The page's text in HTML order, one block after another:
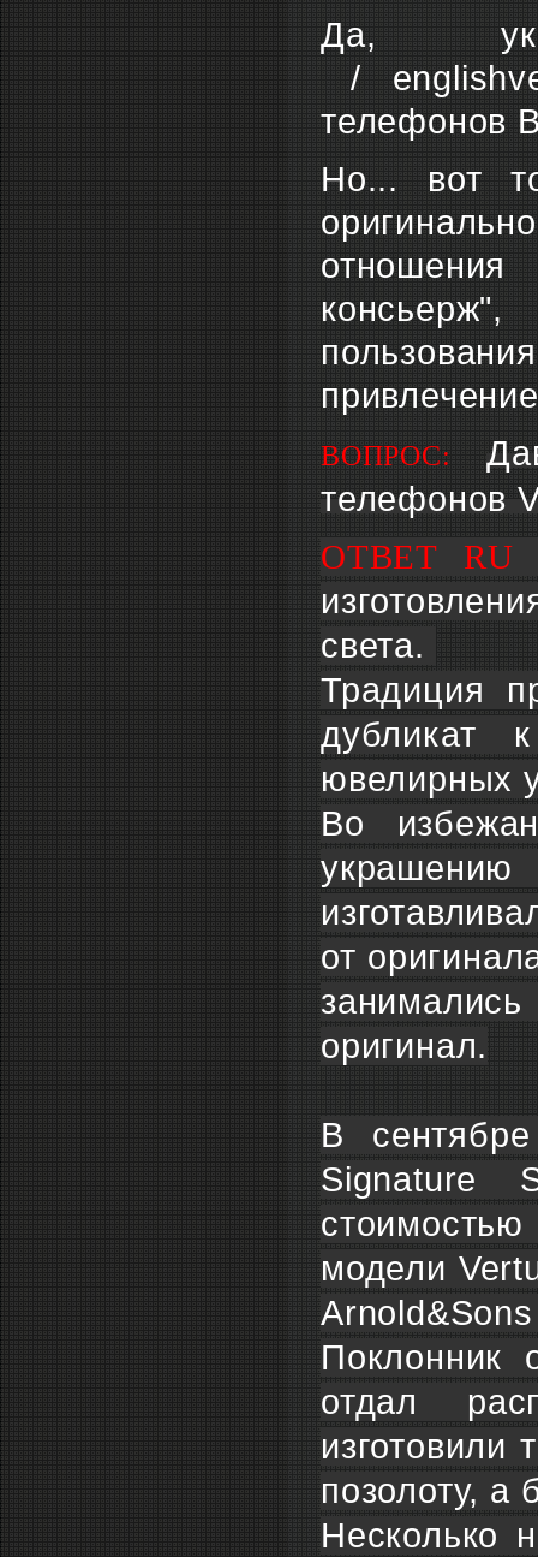
Да,
/
телефонов
Но... вот
ВОПРОС:
телефонов
ОТВЕТ RU
света.
Традиция
дубликат
ювелирных
Во
от
оригинал.
В
Signature
модели
Поклонник
отдал
изготовили
позолоту, а
Несколько